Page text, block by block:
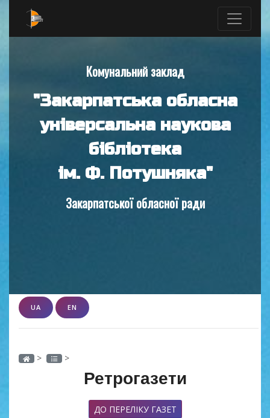
Комунальний заклад
"Закарпатська обласна
універсальна наукова
бібліотека
ім. Ф. Потушняка"
Закарпатської обласної ради
UA EN
> >
Ретрогазети
ДО ПЕРЕЛІКУ ГАЗЕТ